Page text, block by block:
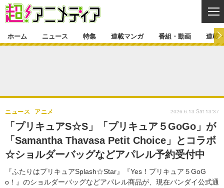
ゲーム・アプリ マンガ
グッズ イベント
声優 コスプレ
舞台 新帝スタ
特集一覧 カバー
ラキりす
連載マンガ
連載マンガ一覧
番組・動画
番組・動画一覧 ラジオ
動画
連載・ブログ
連載・ブログ一覧 コラム
編集部ブログ・お知らせ
ホーム ニュース 特集 連載マンガ 番組・動画 連載
「プリキュアS☆S」「プリキュア５GoGo」が
「Samantha Thavasa Petit Choice」とコラボ
☆ショルダーバッグなどアパレル予約受付中
『ふたりはプリキュアSplash☆Star』『Yes！プリキュア５GoG
o！』のショルダーバッグなどアパレル商品が、現在バンダイ公式通
ニュース アニメ 2026.6.13 Sat 13:37